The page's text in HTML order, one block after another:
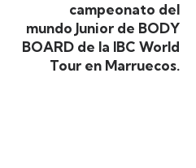
campeonato del
mundo Junior de BODY
BOARD de la IBC World
Tour en Marruecos.